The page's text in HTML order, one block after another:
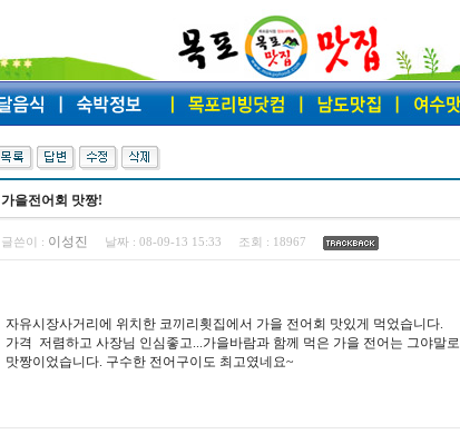
가을전어회 맛짱!
글쓴이 : 이성진 날짜 : 08-09-13 15:33 조회 : 18967
자유시장사거리에 위치한 코끼리횟집에서 가을 전어회 맛있게 먹었습니다.
가격 저렴하고 사장님 인심좋고...가을바람과 함께 먹은 가을 전어는 그야말로
맛짱이었습니다. 구수한 전어구이도 최고였네요~